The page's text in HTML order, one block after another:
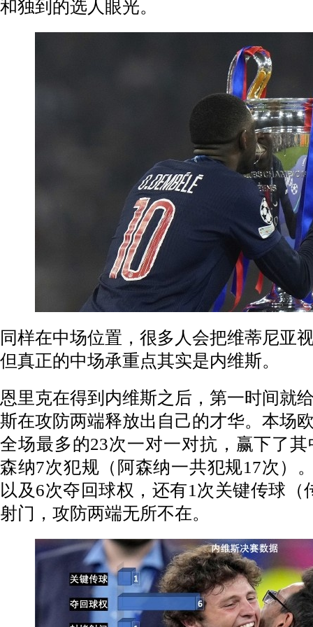
和独到的选人眼光。
同样在中场位置，很多人会把维蒂尼亚
但真正的中场承重点其实是内维斯。
恩里克在得到内维斯之后，第一时间就
斯在攻防两端释放出自己的才华。本场
全场最多的23次一对一对抗，赢下了
森纳7次犯规（阿森纳一共犯规17次）
以及6次夺回球权，还有1次关键传球（
射门，攻防两端无所不在。